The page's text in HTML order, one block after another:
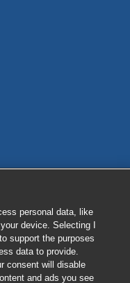
personal data, like
device. Selecting I
support the purposes
data to provide.
consent will disable
and ads you see